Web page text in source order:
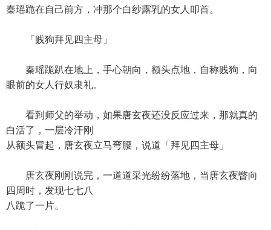
秦瑶跪在自己前方，冲那个白纱露乳的女人叩首。
「贱狗拜见四主母」
秦瑶跪趴在地上，手心朝向，额头点地，自称贱狗，向
眼前的女人行奴隶礼。
看到师父的举动，如果唐玄夜还没反应过来，那就真的
白活了，一层冷汗刚
从额头冒起，唐玄夜立马弯腰，说道「拜见四主母」
唐玄夜刚刚说完，一道道采光纷纷落地，当唐玄夜瞥向
四周时，发现七七八
八跪了一片。